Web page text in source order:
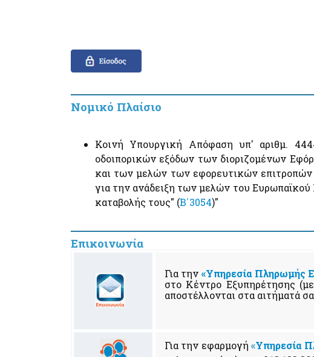
Νομικό Πλαίσιο
Κοινή Υπουργική Απόφαση υπ' αριθμ.
οδοιπορικών εξόδων των διοριζομένων
και των μελών των εφορευτικών
για την ανάδειξη των μελών του
καταβολής τους" (Β΄3054)"
Επικοινωνία
Για την «Υπηρεσία Πληρωμής
στο Κέντρο Εξυπηρέτησης
αποστέλλονται στα αιτήματά
Για την εφαρμογή «Υπηρεσία